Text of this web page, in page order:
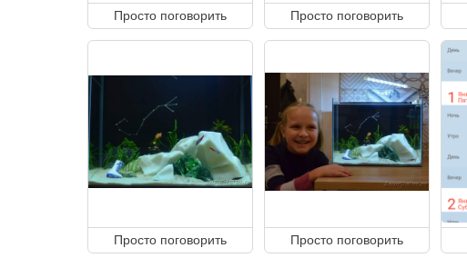
Просто поговорить Просто поговорить
Просто поговорить Просто поговорить